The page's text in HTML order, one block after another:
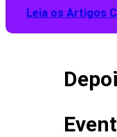
Leia os Artigos